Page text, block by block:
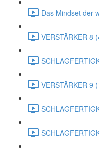
Das Mindset der
VERSTÄRKER 8
VERSTÄRKER 9